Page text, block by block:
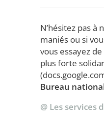
N’hésitez pas à
maniés ou si
vous essayez
plus forte
Bureau national
@ Les services